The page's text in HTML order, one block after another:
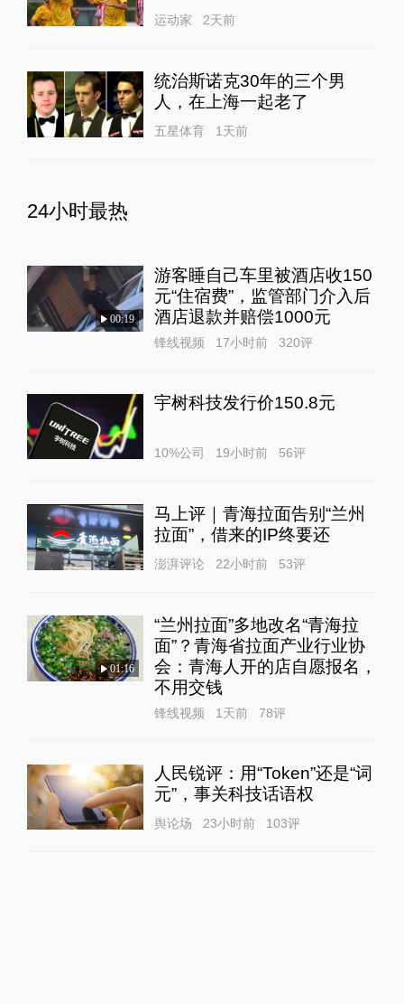
运动家 2天前
统治斯诺克30年的三个男
人，在上海一起老了
五星体育 1天前
24小时最热
00:19
游客睡自己车里被酒店收150
元“住宿费”，监管部门介入后
酒店退款并赔偿1000元
锋线视频 17小时前 320评
宇树科技发行价150.8元
10%公司 19小时前 56评
马上评｜青海拉面告别“兰州
拉面”，借来的IP终要还
澎湃评论 22小时前 53评
01:16
“兰州拉面”多地改名“青海拉
面”？青海省拉面产业行业协
会：青海人开的店自愿报名，
不用交钱
锋线视频 1天前 78评
人民锐评：用“Token”还是“词
元”，事关科技话语权
舆论场 23小时前 103评